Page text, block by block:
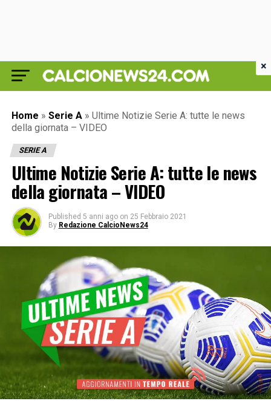
Home » Serie A » Ultime Notizie Serie A: tutte le news
della giornata – VIDEO
SERIE A
Ultime Notizie Serie A: tutte le news
della giornata – VIDEO
Published 5 anni ago on 25 Febbraio 2021
By Redazione CalcioNews24
×